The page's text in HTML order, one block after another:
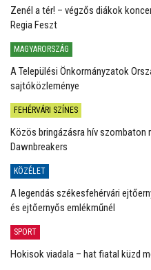
Zenél a tér! – végzős diákok
Regia Feszt
MAGYARORSZÁG
A Települési Önkormányzatok
sajtóközleménye
FEHÉRVÁRI SZÍNES
Közös bringázásra hív szombaton
Dawnbreakers
KÖZÉLET
A legendás székesfehérvári
és ejtőernyős emlékműnél
SPORT
Hokisok viadala – hat fiatal küzd